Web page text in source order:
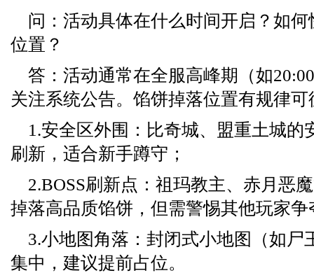
问：活动具体在什么时间开启？如
位置？
答：活动通常在全服高峰期（如
关注系统公告。馅饼掉落位置有规律可
1.安全区外围：比奇城、盟重土城的
刷新，适合新手蹲守；
2.BOSS刷新点：祖玛教主、赤月恶
掉落高品质馅饼，但需警惕其他玩家争
3.小地图角落：封闭式小地图（如尸
集中，建议提前占位。